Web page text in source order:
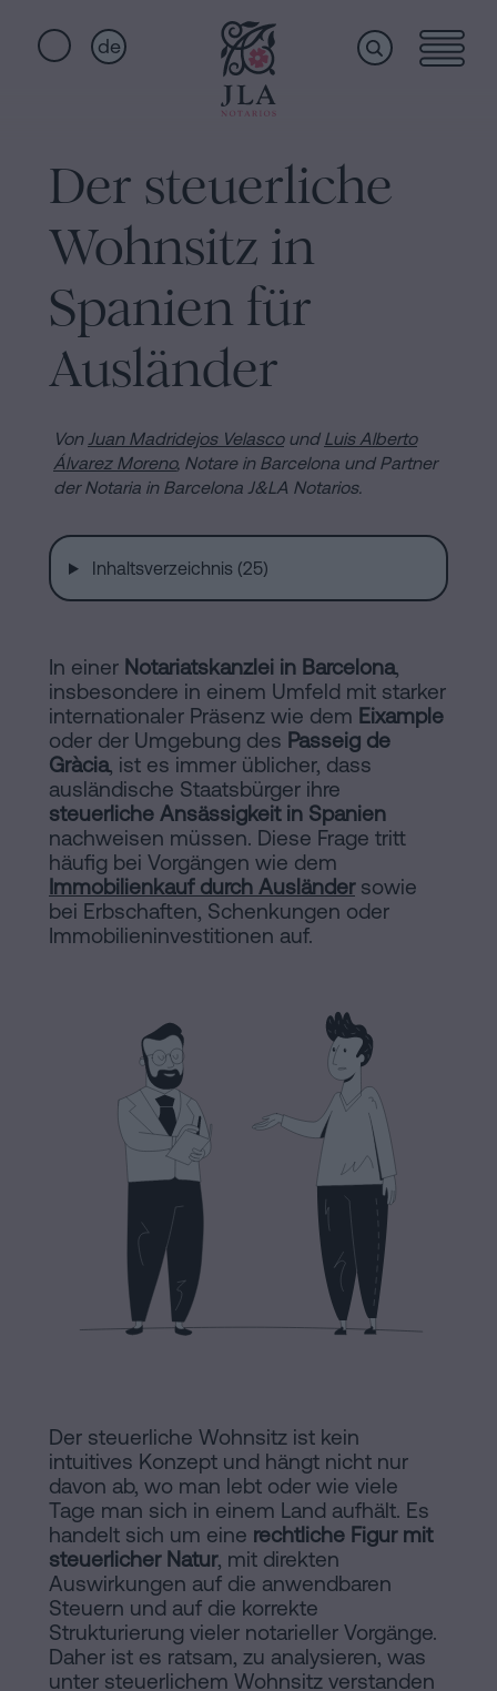
de
Dienstleistungen
Wer
wir
sind
Installationen
Online-
Notariat
Blog
Kontaktieren
Richtlinie
Rechtliche
Redaktioneller
Inhaltsprozess
Personalizar
cookies
Folgen
Staatsbürgerschaftseid
Notariat
für
in
Barcelona
Kaufvertrag
Barcelona
Hypotheken
Barcelona
Online-
Notariat
Handels-
und
Gesellschaftsrecht
Eine
Erbschaft
in
abwickeln
Wohnbescheinigung
unterschreiben?
Kontaktieren
Der steuerliche
Wohnsitz in
Spanien für
Ausländer
Von Juan Madridejos Velascound Luis Alberto
Álvarez Moreno, Notare in Barcelona und Partner
der Notaria in Barcelona J&LA Notarios.
Inhaltsverzeichnis (25)
In einer Notariatskanzlei in Barcelona,
insbesondere in einem Umfeld mit starker
internationaler Präsenz wie dem Eixample
oder der Umgebung des Passeig de
Gràcia, ist es immer üblicher, dass
ausländische Staatsbürger ihre
steuerliche Ansässigkeit in Spanien
nachweisen müssen. Diese Frage tritt
häufig bei Vorgängen wie dem
Immobilienkauf durch Ausländersowie
bei Erbschaften, Schenkungen oder
Immobilieninvestitionen auf.
Der steuerliche Wohnsitz ist kein
intuitives Konzept und hängt nicht nur
davon ab, wo man lebt oder wie viele
Tage man sich in einem Land aufhält. Es
handelt sich um eine rechtliche Figur mit
steuerlicher Natur, mit direkten
Auswirkungen auf die anwendbaren
Steuern und auf die korrekte
Strukturierung vieler notarieller Vorgänge.
Daher ist es ratsam, zu analysieren, was
unter steuerlichem Wohnsitz verstanden